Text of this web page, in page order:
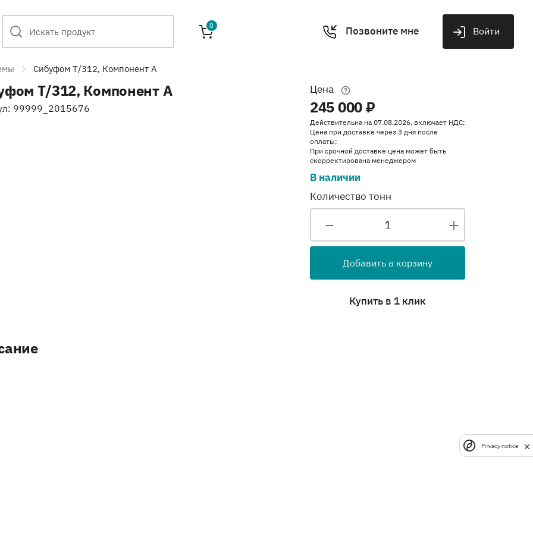
0 Позвоните мне Войти
Сибуфом Т/312, Компонент А
Т/312, Компонент А
99999_2015676
Цена
245 000 ₽
Действительна на 07.08.2026, включает НДС;
Цена при доставке через 3 дня после
оплаты;
При срочной доставке цена может быть
скорректирована менеджером
В наличии
Количество тонн
Добавить в корзину
Купить в 1 клик
Privacy notice